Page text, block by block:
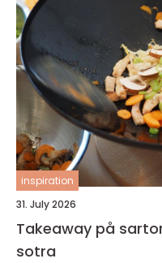
inspiration
31. July 2026
Takeaway på
sotra